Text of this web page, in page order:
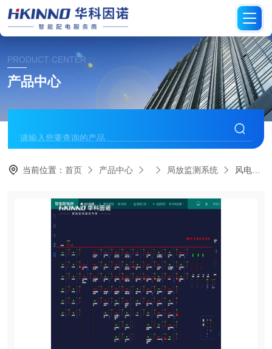
PRODUCT CENTER
产品中心
当前位置：首页 产品中心 局放监测系统 风电场智慧变电站监测系统-易安装